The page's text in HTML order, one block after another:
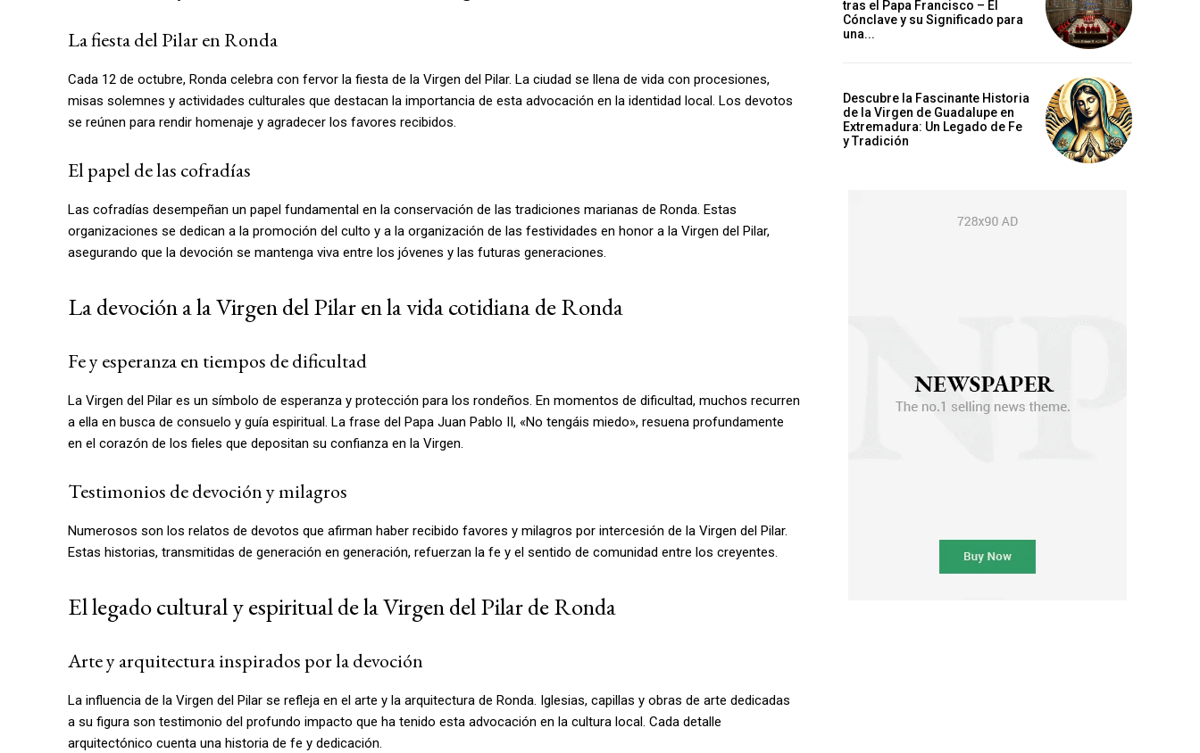
La fiesta del Pilar en Ronda
Cada 12 de octubre, Ronda celebra con fervor la fiesta de la Virgen del Pilar. La ciudad se llena de vida con procesiones,
misas solemnes y actividades culturales que destacan la importancia de esta advocación en la identidad local. Los devotos
se reúnen para rendir homenaje y agradecer los favores recibidos.
El papel de las cofradías
Las cofradías desempeñan un papel fundamental en la conservación de las tradiciones marianas de Ronda. Estas
organizaciones se dedican a la promoción del culto y a la organización de las festividades en honor a la Virgen del Pilar,
asegurando que la devoción se mantenga viva entre los jóvenes y las futuras generaciones.
La devoción a la Virgen del Pilar en la vida cotidiana de Ronda
Fe y esperanza en tiempos de dificultad
La Virgen del Pilar es un símbolo de esperanza y protección para los rondeños. En momentos de dificultad, muchos recurren
a ella en busca de consuelo y guía espiritual. La frase del Papa Juan Pablo II, «No tengáis miedo», resuena profundamente
en el corazón de los fieles que depositan su confianza en la Virgen.
Testimonios de devoción y milagros
Numerosos son los relatos de devotos que afirman haber recibido favores y milagros por intercesión de la Virgen del Pilar.
Estas historias, transmitidas de generación en generación, refuerzan la fe y el sentido de comunidad entre los creyentes.
El legado cultural y espiritual de la Virgen del Pilar de Ronda
Arte y arquitectura inspirados por la devoción
La influencia de la Virgen del Pilar se refleja en el arte y la arquitectura de Ronda. Iglesias, capillas y obras de arte dedicadas
a su figura son testimonio del profundo impacto que ha tenido esta advocación en la cultura local. Cada detalle
arquitectónico cuenta una historia de fe y dedicación.
tras el Papa Francisco – El
Cónclave y su Significado para
una...
Descubre la Fascinante Historia
de la Virgen de Guadalupe en
Extremadura: Un Legado de Fe
y Tradición